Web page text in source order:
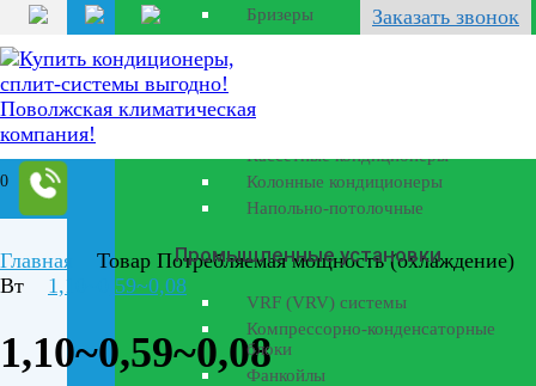
Заказать звонок
0
Бризеры
Полупромышленные
кондиционеры
Кассетные кондиционеры
Колонные кондиционеры
Напольно-потолочные
Промышленные установки
VRF (VRV) системы
Компрессорно-конденсаторные
блоки
Фанкойлы
Главная
Товар Потребляемая мощность (охлаждение)
Вт
1,10~0,59~0,08
1,10~0,59~0,08